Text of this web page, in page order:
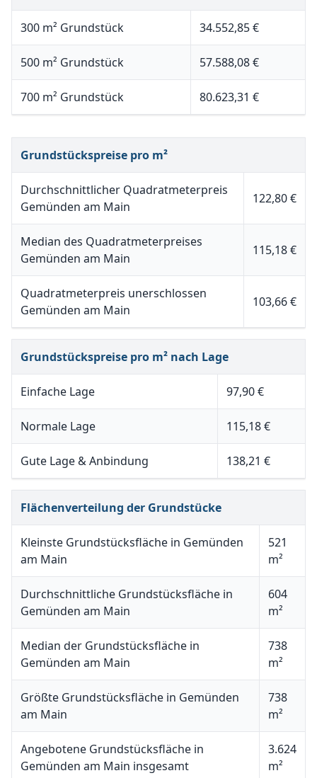
300 m² Grundstück 34.552,85 €
500 m² Grundstück 57.588,08 €
700 m² Grundstück 80.623,31 €
Grundstückspreise pro m²
Durchschnittlicher Quadratmeterpreis
Gemünden am Main
122,80 €
Median des Quadratmeterpreises
Gemünden am Main
115,18 €
Quadratmeterpreis unerschlossen
Gemünden am Main
103,66 €
Grundstückspreise pro m² nach Lage
Einfache Lage 97,90 €
Normale Lage 115,18 €
Gute Lage & Anbindung 138,21 €
Flächenverteilung der Grundstücke
Kleinste Grundstücksfläche in Gemünden
am Main
521
m²
Durchschnittliche Grundstücksfläche in
Gemünden am Main
604
m²
Median der Grundstücksfläche in
Gemünden am Main
738
m²
Größte Grundstücksfläche in Gemünden
am Main
738
m²
Angebotene Grundstücksfläche in
Gemünden am Main insgesamt
3.624
m²